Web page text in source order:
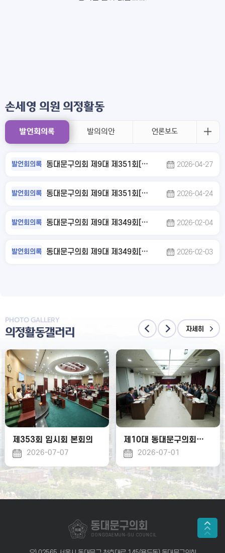
손세영 의원 의정활동
발언회의록
발언회의록 동대문구의회 제9대 제351회[임시회] 복지건설위원회 제1차 회의록 1. 구정질문 처리결과 보고의 건 2. 「청량리제8구역 주택정비형 재개발사업」 정비계획(변경)결정(안)에 대한 의견제시의 건(동대문구청장 제출) 3. 2026년도 1분기 간주처리 내역 보고의 건 2026-04-27
발언회의록 동대문구의회 제9대 제351회[임시회] 본회의 제1차 회의록 ㅇ보고사항 ㅇ5분자유발언(정성영) ㅇ5분자유발언(손세영) ㅇ5분자유발언(정서윤) 1. 제351회 서울특별시 동대문구의회 임시회 회기 및 의사일정 결정의 건(의장 제의) 2. 제351회 서울특별시 동대문구의회 회의록 서명의원 선출의 건(의장 제의) 3. 수인분당선 단선전철 신설 및 국가재정법 개정 촉구 결의안(장성운·이재선·정성영·김창규·노연우·손세영·한지엽·서정인·이강숙·김용호의원 공동발의) ㅇ휴회의 건 2026-04-24
발언회의록 동대문구의회 제9대 제349회[임시회] 복지건설위원회 제4차 회의록 1. 2026년도 업무계획 보고 청취의 건(계속) 2026-02-04
발언회의록 동대문구의회 제9대 제349회[임시회] 복지건설위원회 제3차 회의록 1. 2026년도 업무계획 보고 청취의 건(계속) 2026-02-03
발의의안 언론보도
PHOTO GALLERY
의정활동갤러리 자세히
제353회 임시회 본회의
2026-07-07
제10대 동대문구의회 등원식
2026-07-01
동대문구의회
DONGDAEMUN-GU COUNCIL